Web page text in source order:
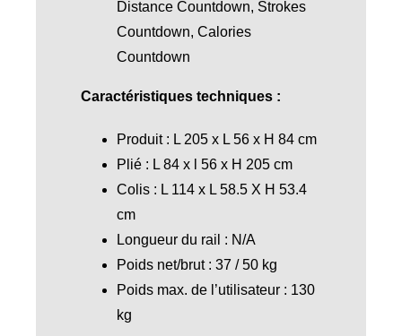
Distance Countdown, Strokes
Countdown, Calories
Countdown
Caractéristiques techniques :
Produit : L 205 x L 56 x H 84 cm
Plié : L 84 x l 56 x H 205 cm
Colis : L 114 x L 58.5 X H 53.4
cm
Longueur du rail : N/A
Poids net/brut : 37 / 50 kg
Poids max. de l’utilisateur : 130
kg